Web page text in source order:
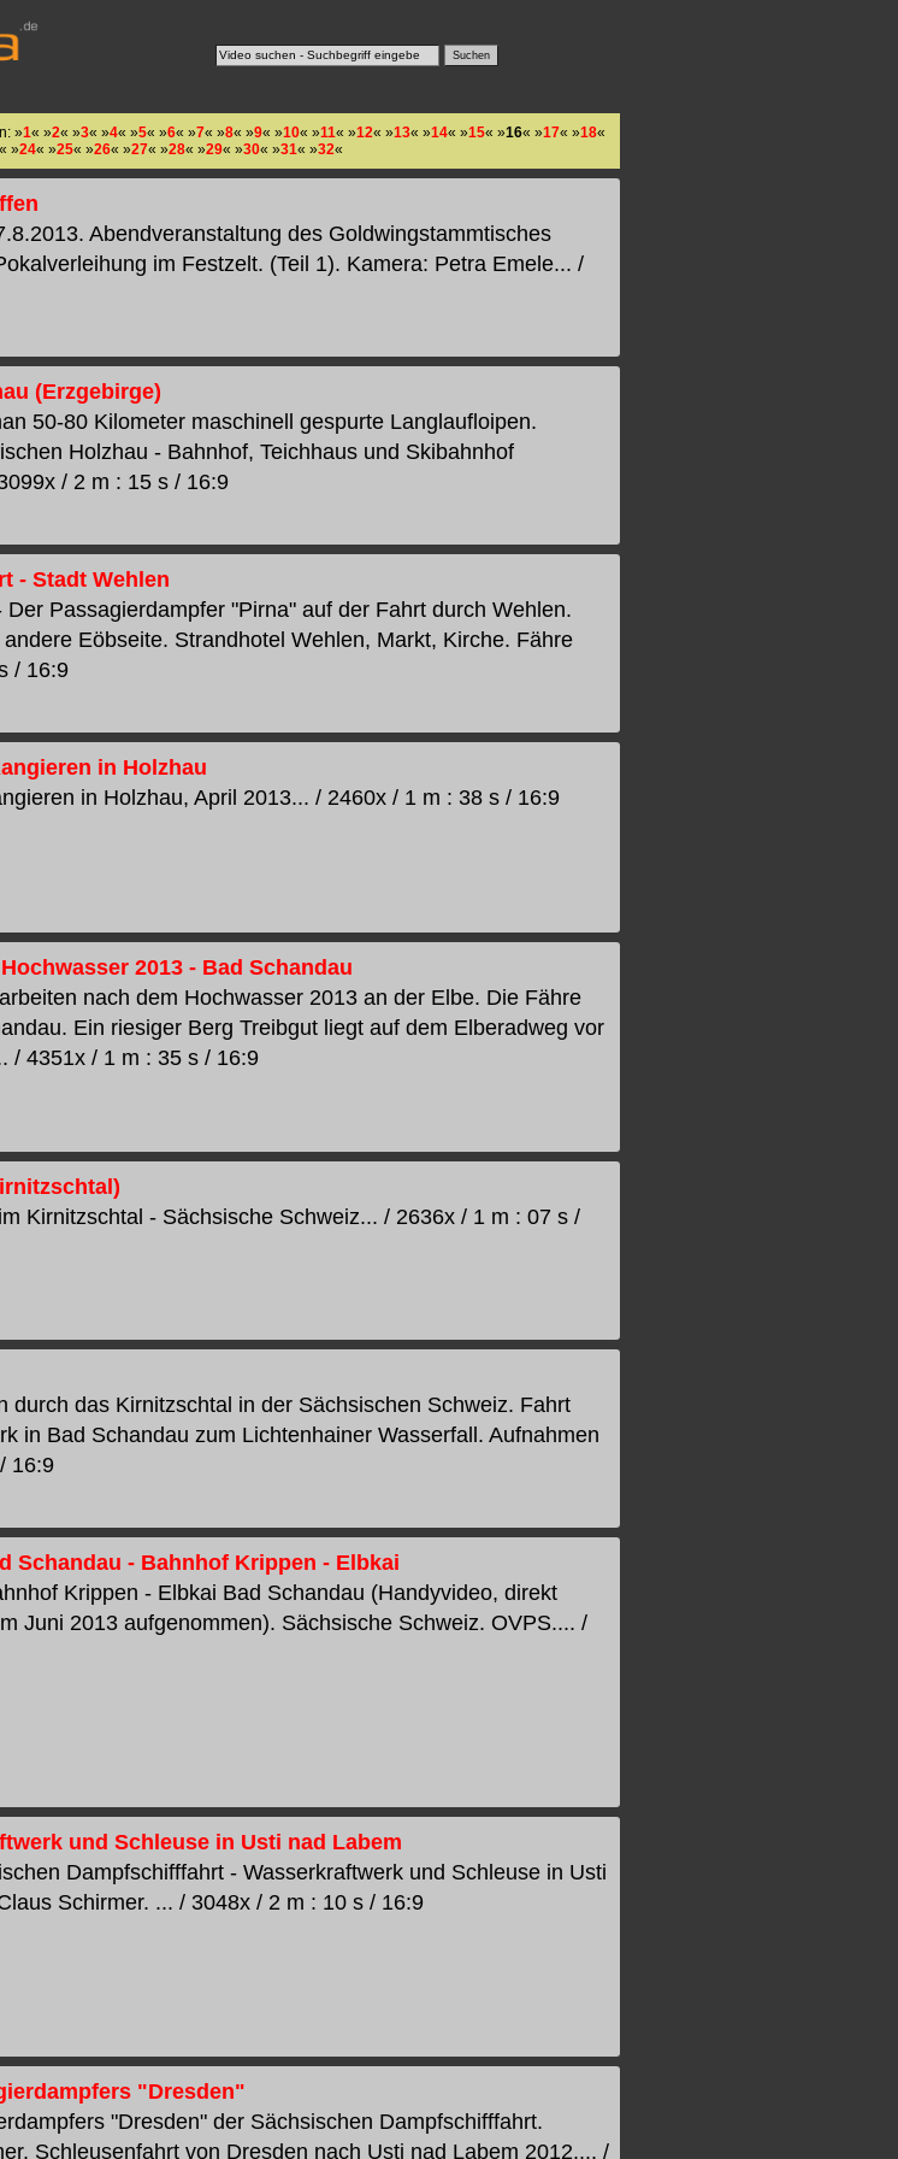
»1« »2« »3« »4« »5« »6« »7« »8« »9« »10« »11« »12« »13« »14« »15« »16« »17« »18«
« »24« »25« »26« »27« »28« »29« »30« »31« »32«
Abendveranstaltung des Goldwingstammtisches
im Festzelt. (Teil 1). Kamera: Petra Emele... /
(Erzgebirge)
50-80 Kilometer maschinell gespurte Langlaufloipen.
Holzhau - Bahnhof, Teichhaus und Skibahnhof
/ 2 m : 15 s / 16:9
- Stadt Wehlen
Passagierdampfer "Pirna" auf der Fahrt durch Wehlen.
Eöbseite. Strandhotel Wehlen, Markt, Kirche. Fähre
/ 16:9
in Holzhau
in Holzhau, April 2013... / 2460x / 1 m : 38 s / 16:9
2013 - Bad Schandau
nach dem Hochwasser 2013 an der Elbe. Die Fähre
Ein riesiger Berg Treibgut liegt auf dem Elberadweg vor
/ 4351x / 1 m : 35 s / 16:9
Kirnitzschtal - Sächsische Schweiz... / 2636x / 1 m : 07 s /
durch das Kirnitzschtal in der Sächsischen Schweiz. Fahrt
in Bad Schandau zum Lichtenhainer Wasserfall. Aufnahmen
16:9
Schandau - Bahnhof Krippen - Elbkai
Krippen - Elbkai Bad Schandau (Handyvideo, direkt
Juni 2013 aufgenommen). Sächsische Schweiz. OVPS.... /
und Schleuse in Usti nad Labem
Dampfschifffahrt - Wasserkraftwerk und Schleuse in Usti
Schirmer. ... / 3048x / 2 m : 10 s / 16:9
"Dresden"
"Dresden" der Sächsischen Dampfschifffahrt.
Schleusenfahrt von Dresden nach Usti nad Labem 2012.... /